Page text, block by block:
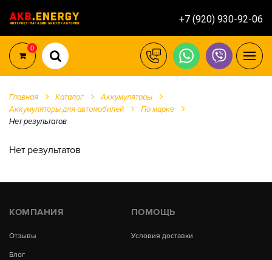
+7 (920) 930-92-06
0
Главная Каталог
Аккумуляторы
Аккумуляторы для автомобилей
По марке
Нет результатов
Нет результатов
КОМПАНИЯ
Отзывы
Блог
ПОМОЩЬ
Условия доставки